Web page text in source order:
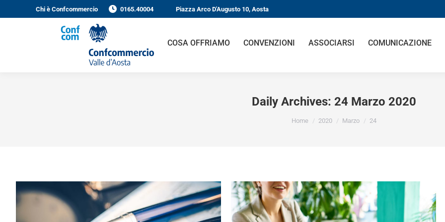
Chi è Confcommercio 0165.40004 Piazza Arco D'Augusto 10, Aosta
COSA OFFRIAMO CONVENZIONI ASSOCIARSI COMUNICAZIONE
Daily Archives: 24 Marzo 2020
Home 2020 Marzo 24